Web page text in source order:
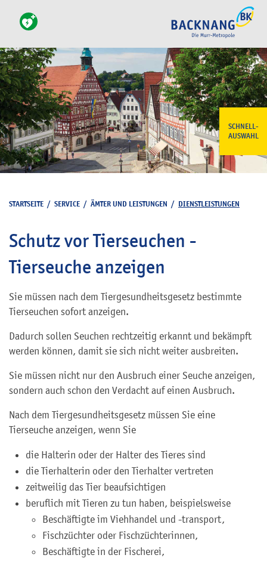
SCHNELL-
AUSWAHL
STARTSEITE / SERVICE / ÄMTER UND LEISTUNGEN / DIENSTLEISTUNGEN
Schutz vor Tierseuchen -
Tierseuche anzeigen
Sie müssen nach dem Tiergesundheitsgesetz bestimmte
Tierseuchen sofort anzeigen.
Dadurch sollen Seuchen rechtzeitig erkannt und bekämpft
werden können, damit sie sich nicht weiter ausbreiten.
Sie müssen nicht nur den Ausbruch einer Seuche anzeigen,
sondern auch schon den Verdacht auf einen Ausbruch.
Nach dem Tiergesundheitsgesetz müssen Sie eine
Tierseuche anzeigen, wenn Sie
die Halterin oder der Halter des Tieres sind
die Tierhalterin oder den Tierhalter vertreten
zeitweilig das Tier beaufsichtigen
beruflich mit Tieren zu tun haben, beispielsweise
Beschäftigte im Viehhandel und -transport,
Fischzüchter oder Fischzüchterinnen,
Beschäftigte in der Fischerei,